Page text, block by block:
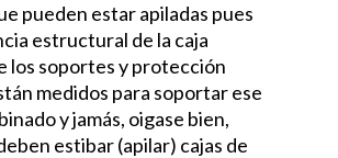
pueden estar apiladas pues
estructural de la caja
los soportes y protección
medidos para soportar ese
y jamás, oigase bien,
estibar (apilar) cajas de